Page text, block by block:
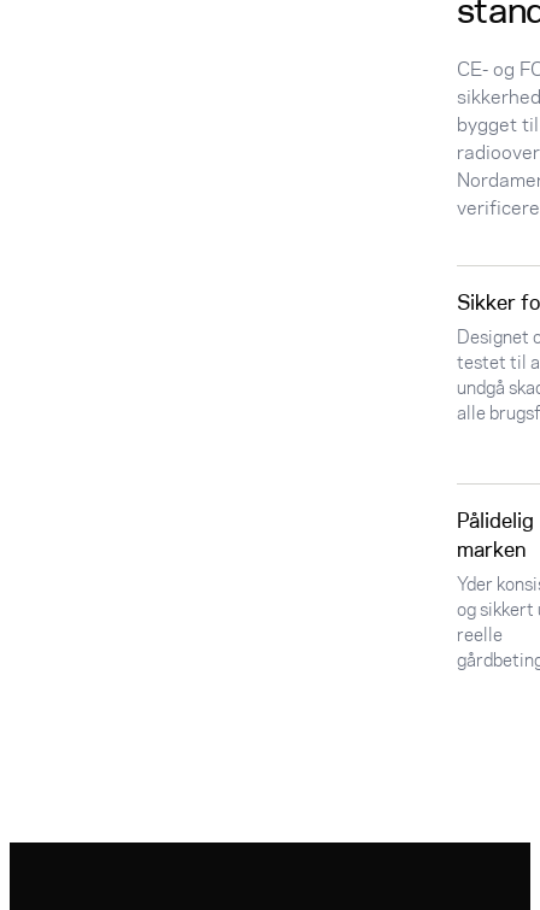
CE- og
bygget
Sikker
Designet
testet til
undgå
alle
Pålidelig
marken
Yder
og sikkert
reelle